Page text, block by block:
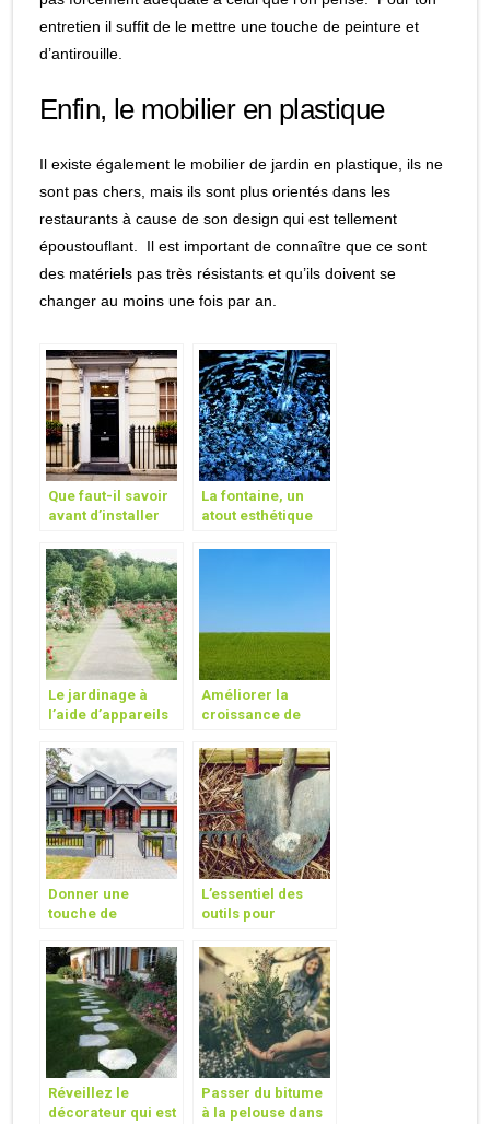
entretien il suffit de le mettre une touche de peinture et
d’antirouille.
Enfin, le mobilier en plastique
Il existe également le mobilier de jardin en plastique, ils ne
sont pas chers, mais ils sont plus orientés dans les
restaurants à cause de son design qui est tellement
époustouflant. Il est important de connaître que ce sont
des matériels pas très résistants et qu’ils doivent se
changer au moins une fois par an.
Que faut-il savoir
avant d’installer
jardin ?
La fontaine, un
atout esthétique
Le jardinage à
l’aide d’appareils
Améliorer la
croissance de
grâce à l’action du
scarificateur
électrique
Donner une
touche de
extérieur
L’essentiel des
outils pour
jardiner
Réveillez le
décorateur qui est
Passer du bitume
à la pelouse dans